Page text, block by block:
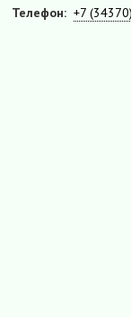
Телефон: +7